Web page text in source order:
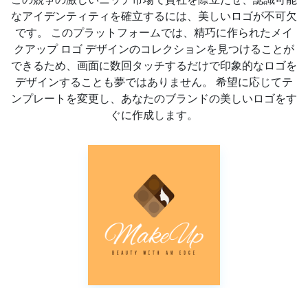
なアイデンティティを確立するには、美しいロゴが不可欠
です。 このプラットフォームでは、精巧に作られたメイ
クアップ ロゴ デザインのコレクションを見つけることが
できるため、画面に数回タッチするだけで印象的なロゴを
デザインすることも夢ではありません。 希望に応じてテ
ンプレートを変更し、あなたのブランドの美しいロゴをす
ぐに作成します。